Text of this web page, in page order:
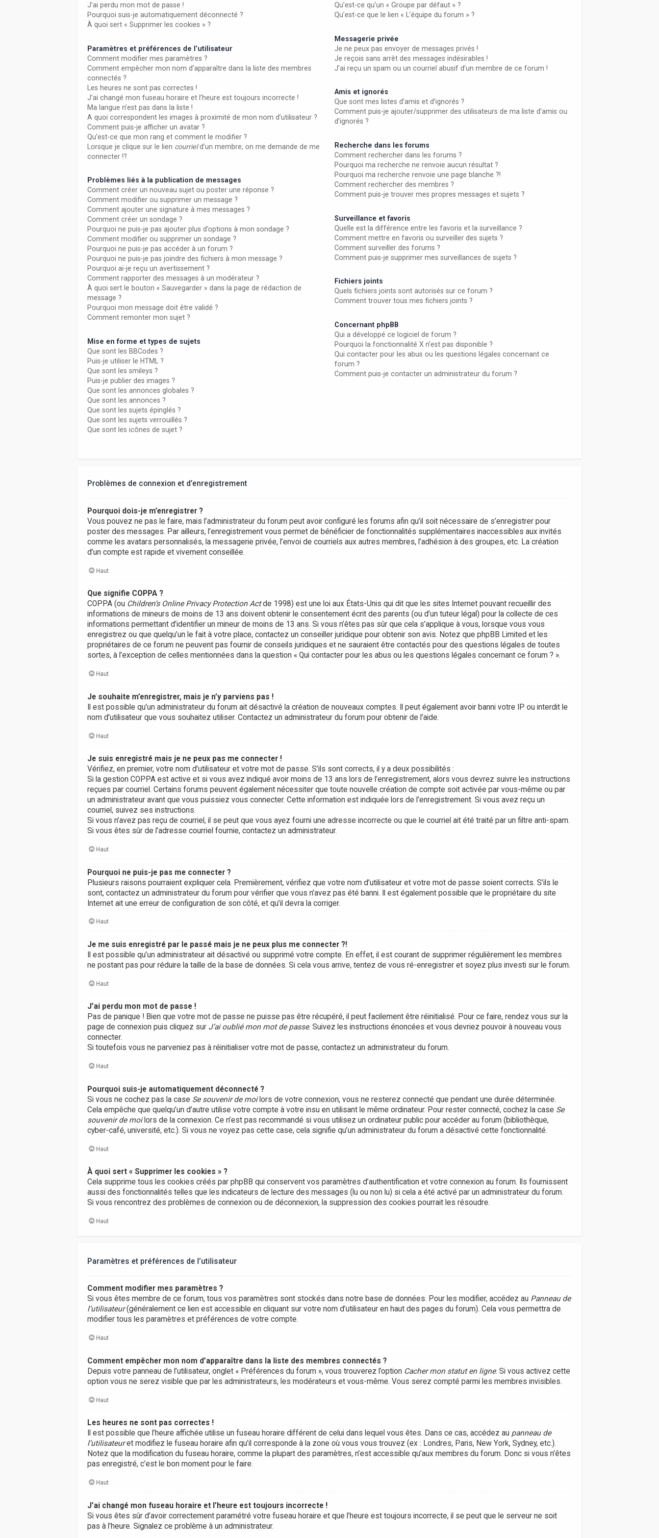
J’ai perdu mon mot de passe !
Pourquoi suis-je automatiquement déconnecté ?
À quoi sert « Supprimer les cookies » ?
Paramètres et préférences de l’utilisateur
Comment modifier mes paramètres ?
Comment empêcher mon nom d’apparaître dans la liste des membres
connectés ?
Les heures ne sont pas correctes !
J’ai changé mon fuseau horaire et l’heure est toujours incorrecte !
Ma langue n’est pas dans la liste !
A quoi correspondent les images à proximité de mon nom d’utilisateur ?
Comment puis-je afficher un avatar ?
Qu’est-ce que mon rang et comment le modifier ?
Lorsque je clique sur le lien courrield’un membre, on me demande de me
connecter !?
Problèmes liés à la publication de messages
Comment créer un nouveau sujet ou poster une réponse ?
Comment modifier ou supprimer un message ?
Comment ajouter une signature à mes messages ?
Comment créer un sondage ?
Pourquoi ne puis-je pas ajouter plus d’options à mon sondage ?
Comment modifier ou supprimer un sondage ?
Pourquoi ne puis-je pas accéder à un forum ?
Pourquoi ne puis-je pas joindre des fichiers à mon message ?
Pourquoi ai-je reçu un avertissement ?
Comment rapporter des messages à un modérateur ?
À quoi sert le bouton « Sauvegarder » dans la page de rédaction de
message ?
Pourquoi mon message doit être validé ?
Comment remonter mon sujet ?
Mise en forme et types de sujets
Que sont les BBCodes ?
Puis-je utiliser le HTML ?
Que sont les smileys ?
Puis-je publier des images ?
Que sont les annonces globales ?
Que sont les annonces ?
Que sont les sujets épinglés ?
Que sont les sujets verrouillés ?
Que sont les icônes de sujet ?
Qu’est-ce qu’un « Groupe par défaut » ?
Qu’est-ce que le lien « L’équipe du forum » ?
Messagerie privée
Je ne peux pas envoyer de messages privés !
Je reçois sans arrêt des messages indésirables !
J’ai reçu un spam ou un courriel abusif d’un membre de ce forum !
Amis et ignorés
Que sont mes listes d’amis et d’ignorés ?
Comment puis-je ajouter/supprimer des utilisateurs de ma liste d’amis ou
d’ignorés ?
Recherche dans les forums
Comment rechercher dans les forums ?
Pourquoi ma recherche ne renvoie aucun résultat ?
Pourquoi ma recherche renvoie une page blanche ?!
Comment rechercher des membres ?
Comment puis-je trouver mes propres messages et sujets ?
Surveillance et favoris
Quelle est la différence entre les favoris et la surveillance ?
Comment mettre en favoris ou surveiller des sujets ?
Comment surveiller des forums ?
Comment puis-je supprimer mes surveillances de sujets ?
Fichiers joints
Quels fichiers joints sont autorisés sur ce forum ?
Comment trouver tous mes fichiers joints ?
Concernant phpBB
Qui a développé ce logiciel de forum ?
Pourquoi la fonctionnalité X n’est pas disponible ?
Qui contacter pour les abus ou les questions légales concernant ce
forum ?
Comment puis-je contacter un administrateur du forum ?
Problèmes de connexion et d’enregistrement
Pourquoi dois-je m’enregistrer ?
Vous pouvez ne pas le faire, mais l’administrateur du forum peut avoir configuré les forums afin qu’il soit nécessaire de s’enregistrer pour
poster des messages. Par ailleurs, l’enregistrement vous permet de bénéficier de fonctionnalités supplémentaires inaccessibles aux invités
comme les avatars personnalisés, la messagerie privée, l’envoi de courriels aux autres membres, l’adhésion à des groupes, etc. La création
d’un compte est rapide et vivement conseillée.
Haut
Que signifie COPPA ?
COPPA (ou Children’s Online Privacy Protection Actde 1998) est une loi aux États-Unis qui dit que les sites Internet pouvant recueillir des
informations de mineurs de moins de 13 ans doivent obtenir le consentement écrit des parents (ou d’un tuteur légal) pour la collecte de ces
informations permettant d’identifier un mineur de moins de 13 ans. Si vous n’êtes pas sûr que cela s’applique à vous, lorsque vous vous
enregistrez ou que quelqu’un le fait à votre place, contactez un conseiller juridique pour obtenir son avis. Notez que phpBB Limited et les
propriétaires de ce forum ne peuvent pas fournir de conseils juridiques et ne sauraient être contactés pour des questions légales de toutes
sortes, à l’exception de celles mentionnées dans la question « Qui contacter pour les abus ou les questions légales concernant ce forum ? ».
Haut
Je souhaite m’enregistrer, mais je n’y parviens pas !
Il est possible qu’un administrateur du forum ait désactivé la création de nouveaux comptes. Il peut également avoir banni votre IP ou interdit le
nom d’utilisateur que vous souhaitez utiliser. Contactez un administrateur du forum pour obtenir de l’aide.
Haut
Je suis enregistré mais je ne peux pas me connecter !
Vérifiez, en premier, votre nom d’utilisateur et votre mot de passe. S’ils sont corrects, il y a deux possibilités :
Si la gestion COPPA est active et si vous avez indiqué avoir moins de 13 ans lors de l’enregistrement, alors vous devrez suivre les instructions
reçues par courriel. Certains forums peuvent également nécessiter que toute nouvelle création de compte soit activée par vous-même ou par
un administrateur avant que vous puissiez vous connecter. Cette information est indiquée lors de l’enregistrement. Si vous avez reçu un
courriel, suivez ses instructions.
Si vous n’avez pas reçu de courriel, il se peut que vous ayez fourni une adresse incorrecte ou que le courriel ait été traité par un filtre anti-spam.
Si vous êtes sûr de l’adresse courriel fournie, contactez un administrateur.
Haut
Pourquoi ne puis-je pas me connecter ?
Plusieurs raisons pourraient expliquer cela. Premièrement, vérifiez que votre nom d’utilisateur et votre mot de passe soient corrects. S’ils le
sont, contactez un administrateur du forum pour vérifier que vous n’avez pas été banni. Il est également possible que le propriétaire du site
Internet ait une erreur de configuration de son côté, et qu’il devra la corriger.
Haut
Je me suis enregistré par le passé mais je ne peux plus me connecter ?!
Il est possible qu’un administrateur ait désactivé ou supprimé votre compte. En effet, il est courant de supprimer régulièrement les membres
ne postant pas pour réduire la taille de la base de données. Si cela vous arrive, tentez de vous ré-enregistrer et soyez plus investi sur le forum.
Haut
J’ai perdu mon mot de passe !
Pas de panique ! Bien que votre mot de passe ne puisse pas être récupéré, il peut facilement être réinitialisé. Pour ce faire, rendez vous sur la
page de connexion puis cliquez sur J’ai oublié mon mot de passe. Suivez les instructions énoncées et vous devriez pouvoir à nouveau vous
connecter.
Si toutefois vous ne parveniez pas à réinitialiser votre mot de passe, contactez un administrateur du forum.
Haut
Pourquoi suis-je automatiquement déconnecté ?
Si vous ne cochez pas la case Se souvenir de moilors de votre connexion, vous ne resterez connecté que pendant une durée déterminée.
Cela empêche que quelqu’un d’autre utilise votre compte à votre insu en utilisant le même ordinateur. Pour rester connecté, cochez la case Se
souvenir de moilors de la connexion. Ce n’est pas recommandé si vous utilisez un ordinateur public pour accéder au forum (bibliothèque,
cyber-café, université, etc.). Si vous ne voyez pas cette case, cela signifie qu’un administrateur du forum a désactivé cette fonctionnalité.
Haut
À quoi sert « Supprimer les cookies » ?
Cela supprime tous les cookies créés par phpBB qui conservent vos paramètres d’authentification et votre connexion au forum. Ils fournissent
aussi des fonctionnalités telles que les indicateurs de lecture des messages (lu ou non lu) si cela a été activé par un administrateur du forum.
Si vous rencontrez des problèmes de connexion ou de déconnexion, la suppression des cookies pourrait les résoudre.
Haut
Paramètres et préférences de l’utilisateur
Comment modifier mes paramètres ?
Si vous êtes membre de ce forum, tous vos paramètres sont stockés dans notre base de données. Pour les modifier, accédez au Panneau de
l’utilisateur(généralement ce lien est accessible en cliquant sur votre nom d’utilisateur en haut des pages du forum). Cela vous permettra de
modifier tous les paramètres et préférences de votre compte.
Haut
Comment empêcher mon nom d’apparaître dans la liste des membres connectés ?
Depuis votre panneau de l’utilisateur, onglet « Préférences du forum », vous trouverez l’option Cacher mon statut en ligne. Si vous activez cette
option vous ne serez visible que par les administrateurs, les modérateurs et vous-même. Vous serez compté parmi les membres invisibles.
Haut
Les heures ne sont pas correctes !
Il est possible que l’heure affichée utilise un fuseau horaire différent de celui dans lequel vous êtes. Dans ce cas, accédez au panneau de
l’utilisateuret modifiez le fuseau horaire afin qu’il corresponde à la zone où vous vous trouvez (ex : Londres, Paris, New York, Sydney, etc.).
Notez que la modification du fuseau horaire, comme la plupart des paramètres, n’est accessible qu’aux membres du forum. Donc si vous n’êtes
pas enregistré, c’est le bon moment pour le faire.
Haut
J’ai changé mon fuseau horaire et l’heure est toujours incorrecte !
Si vous êtes sûr d’avoir correctement paramétré votre fuseau horaire et que l’heure est toujours incorrecte, il se peut que le serveur ne soit
pas à l’heure. Signalez ce problème à un administrateur.